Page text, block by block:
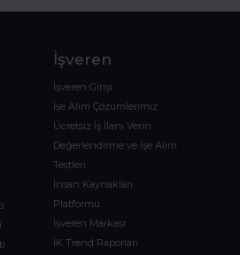
İşveren
İşveren Girişi
İşe Alım Çözümlerimiz
Ücretsiz İş İlanı Verin
Değerlendirme ve İşe Alım
Testleri
İnsan Kaynakları
Platformu
İşveren Markası
İK Trend Raporları